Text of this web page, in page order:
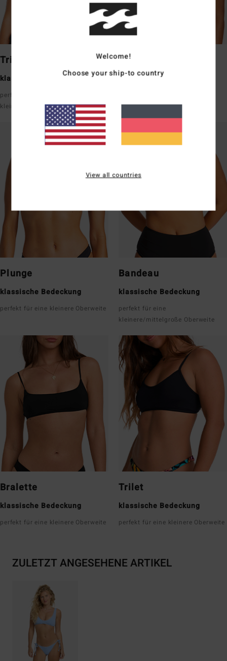
Triangle
klassische Bedeckung
perfekt für eine
kleinere/mittelgroße Oberweite
Underwire
klassische Bedeckung
Plunge
klassische Bedeckung
perfekt für eine kleinere Oberweite
Bandeau
klassische Bedeckung
perfekt für eine
kleinere/mittelgroße Oberweite
Bralette
klassische Bedeckung
perfekt für eine kleinere Oberweite
Trilet
klassische Bedeckung
perfekt für eine kleinere Oberweite
ZULETZT ANGESEHENE ARTIKEL
Welcome!
Choose your ship-to country
View all countries